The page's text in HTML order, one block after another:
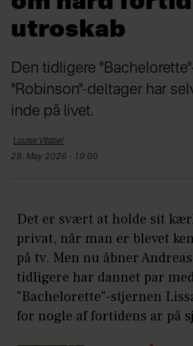
utroskab
Den tidligere
"Robinson"-deltager har
inde på livet.
Louise Vilsbøl
29. May 2026 - 19:00
Det er svært at holde sit
privat, når man er blevet
på tv. Men nu åbner
tidligere har dannet par
"Bachelorette"-stjernen
for nogle af fortidens ar på